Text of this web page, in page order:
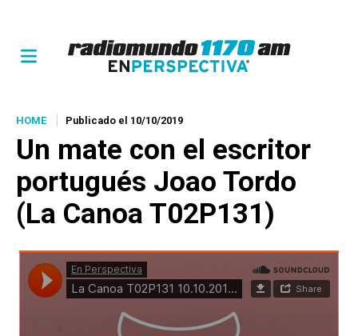
HOME Publicado el 10/10/2019
Un mate con el escritor
portugués Joao Tordo
(La Canoa T02P131)